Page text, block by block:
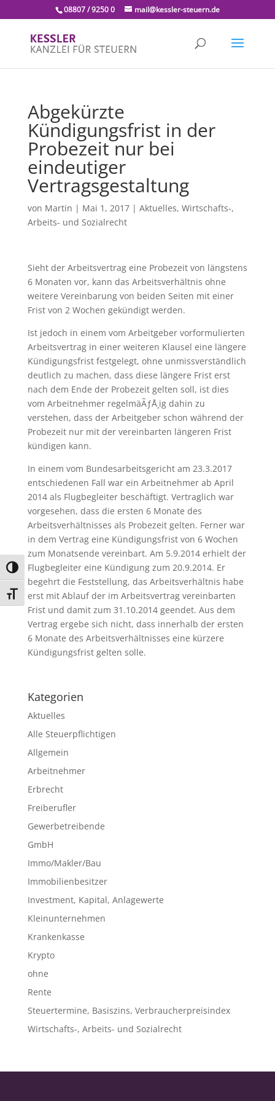
Umschalten auf hohe Kontraste
Schrift vergrößern
08807 / 9250 0 mail@kessler-steuern.de
Abgekürzte
Kündigungsfrist in der
Probezeit nur bei
eindeutiger
Vertragsgestaltung
von Martin | Mai 1, 2017| Aktuelles, Wirtschafts-,
Arbeits- und Sozialrecht
Sieht der Arbeitsvertrag eine Probezeit von längstens
6 Monaten vor, kann das Arbeitsverhältnis ohne
weitere Vereinbarung von beiden Seiten mit einer
Frist von 2 Wochen gekündigt werden.
Ist jedoch in einem vom Arbeitgeber vorformulierten
Arbeitsvertrag in einer weiteren Klausel eine längere
Kündigungsfrist festgelegt, ohne unmissverständlich
deutlich zu machen, dass diese längere Frist erst
nach dem Ende der Probezeit gelten soll, ist dies
vom Arbeitnehmer regelmäÃƒÅ¸ig dahin zu
verstehen, dass der Arbeitgeber schon während der
Probezeit nur mit der vereinbarten längeren Frist
kündigen kann.
In einem vom Bundesarbeitsgericht am 23.3.2017
entschiedenen Fall war ein Arbeitnehmer ab April
2014 als Flugbegleiter beschäftigt. Vertraglich war
vorgesehen, dass die ersten 6 Monate des
Arbeitsverhältnisses als Probezeit gelten. Ferner war
in dem Vertrag eine Kündigungsfrist von 6 Wochen
zum Monatsende vereinbart. Am 5.9.2014 erhielt der
Flugbegleiter eine Kündigung zum 20.9.2014. Er
begehrt die Feststellung, das Arbeitsverhältnis habe
erst mit Ablauf der im Arbeitsvertrag vereinbarten
Frist und damit zum 31.10.2014 geendet. Aus dem
Vertrag ergebe sich nicht, dass innerhalb der ersten
6 Monate des Arbeitsverhältnisses eine kürzere
Kündigungsfrist gelten solle.
Kategorien
Aktuelles
Alle Steuerpflichtigen
Allgemein
Arbeitnehmer
Erbrecht
Freiberufler
Gewerbetreibende
GmbH
Immo/Makler/Bau
Immobilienbesitzer
Investment, Kapital, Anlagewerte
Kleinunternehmen
Krankenkasse
Krypto
ohne
Rente
Steuertermine, Basiszins, Verbraucherpreisindex
Wirtschafts-, Arbeits- und Sozialrecht